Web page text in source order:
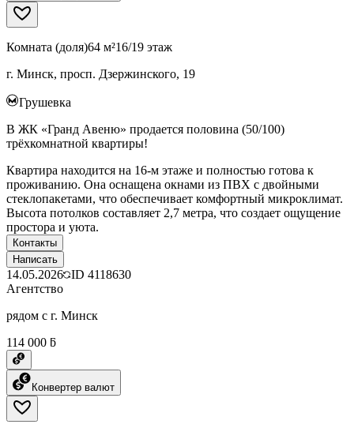
Комната (доля)64 м²16/19 этаж
г. Минск, просп. Дзержинского, 19
Грушевка
В ЖК «Гранд Авеню» продается половина (50/100)
трёхкомнатной квартиры!
Квартира находится на 16-м этаже и полностью готова к
проживанию. Она оснащена окнами из ПВХ с двойными
стеклопакетами, что обеспечивает комфортный микроклимат.
Высота потолков составляет 2,7 метра, что создает ощущение
простора и уюта.
Контакты
Написать
14.05.2026 ID 4118630
Агентство
рядом с г. Минск
114 000 ƃ
Конвертер валют